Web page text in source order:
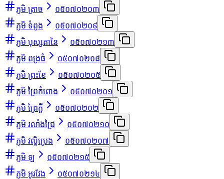
ភូមិ ត្រាច
០៥០៧០២០៣
ភូមិ ទំពូង
០៥០៧០២០៩
ភូមិ បុស្សតានៃ
០៥០៧០២១៣
ភូមិ ពង្រធំ
០៥០៧០២០៨
ភូមិ ព្រះខែ
០៥០៧០២០៥
ភូមិ ព្រៃកំពោង
០៥០៧០២០១
ភូមិ ព្រៃក្ដី
០៥០៧០២០២
ភូមិ រលាំងជ្រៃ
០៥០៧០២១០
ភូមិ វល្លិប្រេង
០៥០៧០២០៧
ភូមិ ឡ
០៥០៧០២១៥
ភូមិ អូរវែង
០៥០៧០២១៤